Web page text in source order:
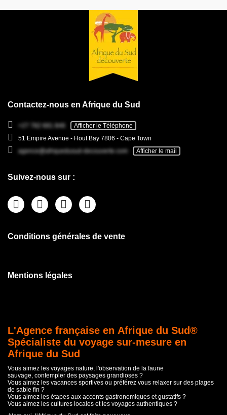
Contactez-nous en Afrique du Sud
+27 782 681 846
Afficher le Téléphone
51 Empire Avenue - Hout Bay 7806 - Cape Town
agence@afriquedusud-decouverte.com
Afficher le mail
Suivez-nous sur :
Conditions générales de vente
Mentions légales
L'Agence française en Afrique du Sud®
Spécialiste du voyage sur-mesure en
Afrique du Sud
Vous aimez les voyages nature, l'observation de la faune
sauvage, contempler des paysages grandioses ?
Vous aimez les vacances sportives ou préférez vous relaxer sur des plages
de sable fin ?
Vous aimez les étapes aux accents gastronomiques et gustatifs ?
Vous aimez les cultures locales et les voyages authentiques ?